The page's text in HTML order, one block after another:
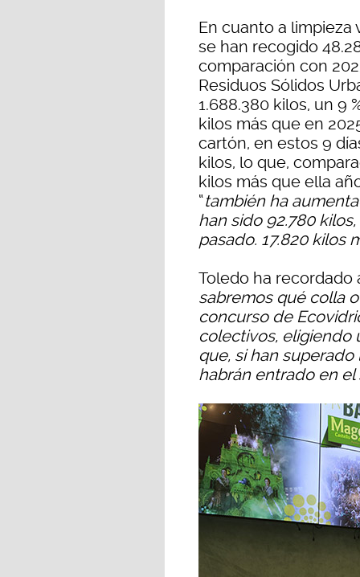
En cuanto a limpieza
se han recogido
comparación con
Residuos Sólidos
1.688.380 kilos, un 9
kilos más que en
cartón, en estos 9
kilos, lo que,
kilos más que ella
“también ha
han sido 92.780
pasado. 17.820 kilos
Toledo ha recordado
sabremos qué colla
concurso de
colectivos, eligiendo
que, si han
habrán entrado en